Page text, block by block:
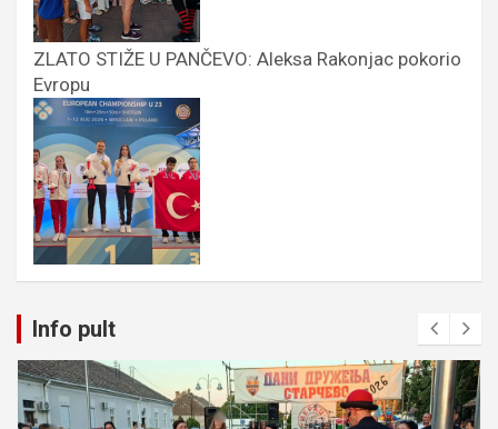
ZLATO STIŽE U PANČEVO: Aleksa Rakonjac pokorio
Evropu
Info pult